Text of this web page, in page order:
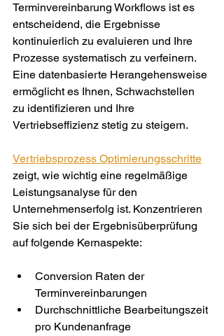
Terminvereinbarung Workflows ist es
entscheidend, die Ergebnisse
kontinuierlich zu evaluieren und Ihre
Prozesse systematisch zu verfeinern.
Eine datenbasierte Herangehensweise
ermöglicht es Ihnen, Schwachstellen
zu identifizieren und Ihre
Vertriebseffizienz stetig zu steigern.
Vertriebsprozess Optimierungsschritte
zeigt, wie wichtig eine regelmäßige
Leistungsanalyse für den
Unternehmenserfolg ist. Konzentrieren
Sie sich bei der Ergebnisüberprüfung
auf folgende Kernaspekte:
Conversion Raten der
Terminvereinbarungen
Durchschnittliche Bearbeitungszeit
pro Kundenanfrage